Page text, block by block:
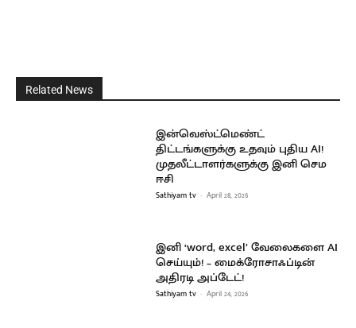
Related News
இன்வெஸ்ட்மெண்ட்
திட்டங்களுக்கு உதவும் புதிய AI!
முதலீட்டாளர்களுக்கு இனி செம
ஈசி
Sathiyam tv - April 28, 2026
இனி ‘word, excel’ வேலைகளை AI
செய்யும்! – மைக்ரோசாஃப்டின்
அதிரடி அப்டேட்!
Sathiyam tv - April 24, 2026